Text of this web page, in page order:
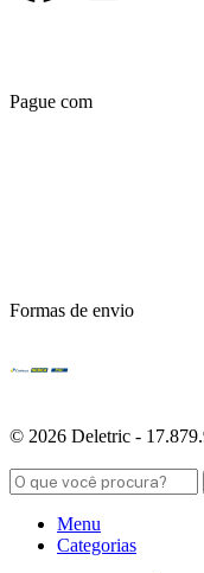
Pague com
Formas de envio
© 2026 Deletric -
Menu
Categorias